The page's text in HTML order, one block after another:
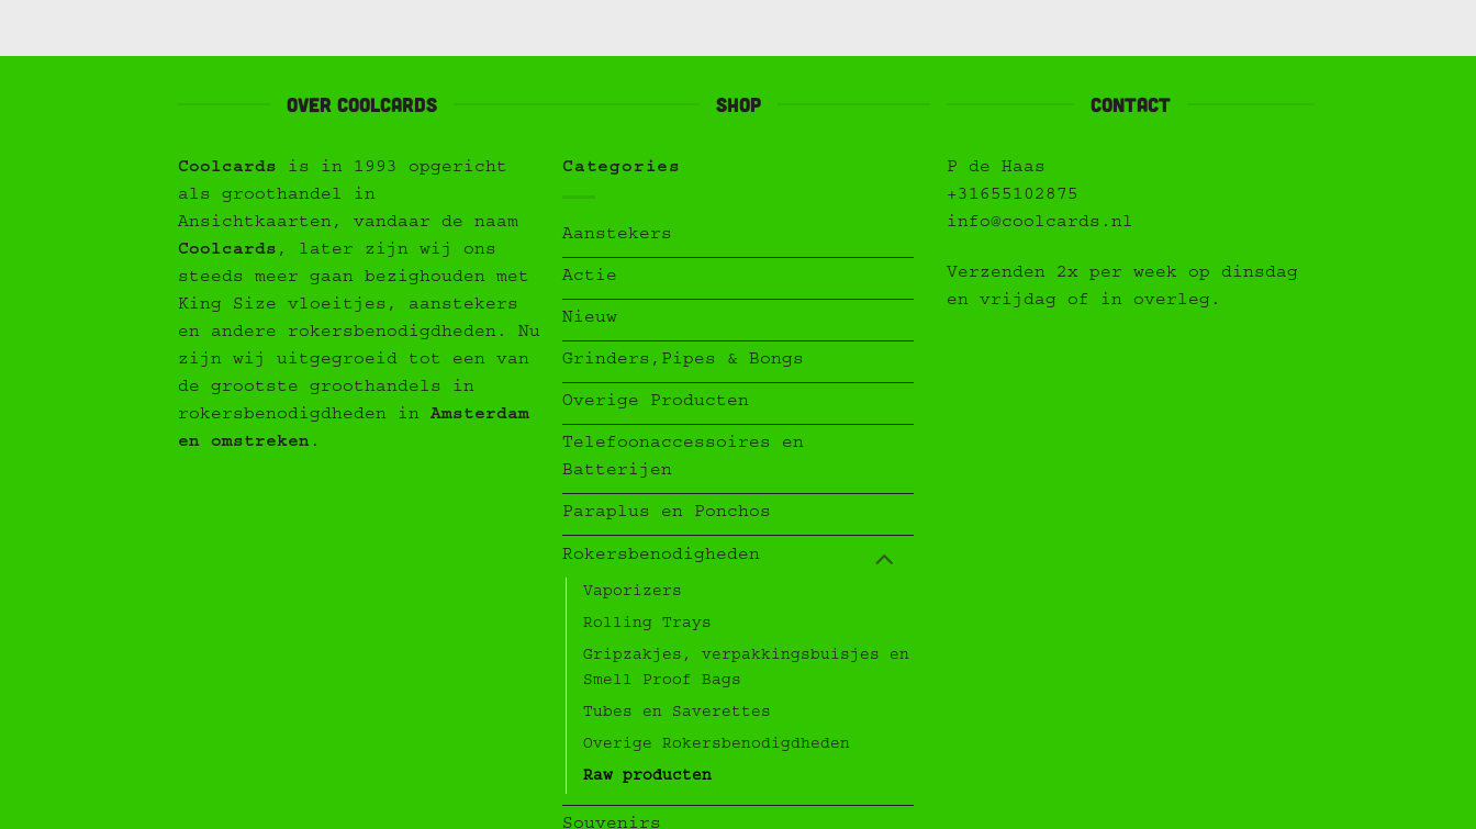
Over Coolcards
Coolcards is in 1993 opgericht
als groothandel in
Ansichtkaarten, vandaar de naam
Coolcards , later zijn wij ons
steeds meer gaan bezighouden met
King Size vloeitjes, aanstekers
en andere rokersbenodigdheden. Nu
zijn wij uitgegroeid tot een van
de grootste groothandels in
rokersbenodigdheden in Amsterdam
en omstreken .
Shop
Categories
Aanstekers
Actie
Nieuw
Grinders,Pipes & Bongs
Overige Producten
Telefoonaccessoires en
Batterijen
Paraplus en Ponchos
Rokersbenodigheden
Vaporizers
Rolling Trays
Gripzakjes, verpakkingsbuisjes en
Smell Proof Bags
Tubes en Saverettes
Overige Rokersbenodigdheden
Raw producten
contact
P de Haas
+31655102875
info@coolcards.nl
Verzenden 2x per week op dinsdag
en vrijdag of in overleg.